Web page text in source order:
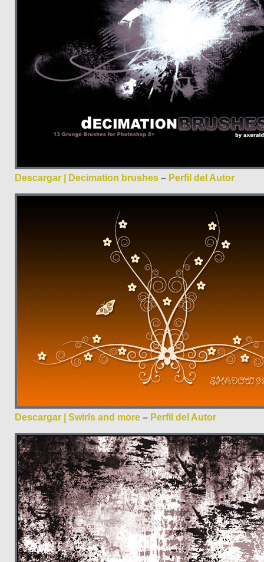
Descargar | Decimation brushes – Perfil del Autor
Descargar | Swirls and more – Perfil del Autor